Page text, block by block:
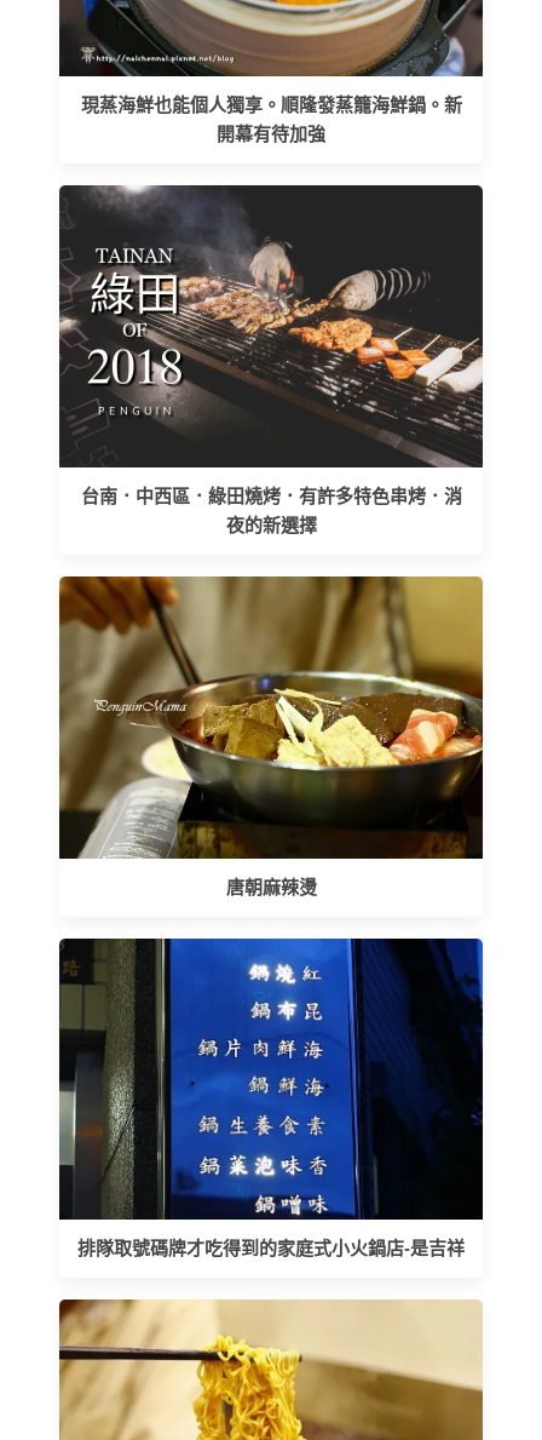
現蒸海鮮也能個人獨享。順隆發蒸籠海鮮鍋。新
開幕有待加強
台南．中西區．綠田燒烤．有許多特色串烤．消
夜的新選擇
唐朝麻辣燙
排隊取號碼牌才吃得到的家庭式小火鍋店-是吉祥